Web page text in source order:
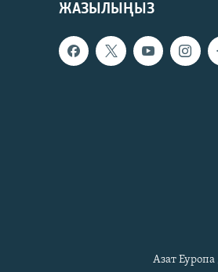
ЖАЗЫЛЫҢЫЗ
Азат